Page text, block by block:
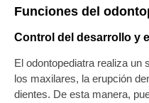
Funciones del
Control del desarrollo y
El odontopediatrarealiza un
los maxilares, laerupción
dientes. De esta manera,